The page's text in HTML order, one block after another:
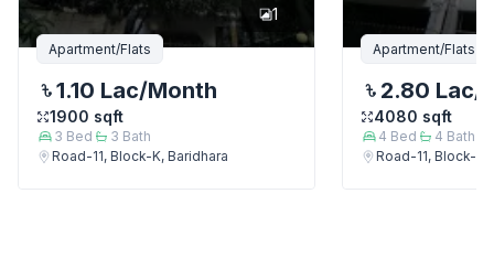
1
Apartment/Flats
1.10 Lac/Month
1900 sqft
3 Bed 3 Bath
Road-11, Block-K, Baridhara
Apartment/Flats
2.80 Lac/
4080 sqft
4 Bed 4 Bath
Road-11, Block-K,